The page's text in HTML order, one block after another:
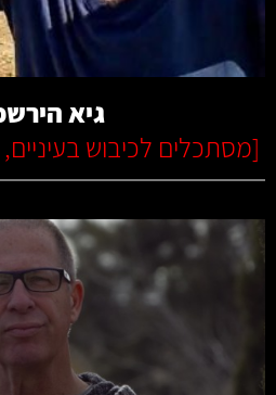
גיא
[מסתכלים לכיבוש בעיניים,